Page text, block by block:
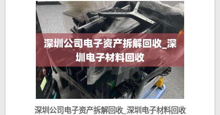
深圳公司电子资产拆解回收_深圳电子材料回收